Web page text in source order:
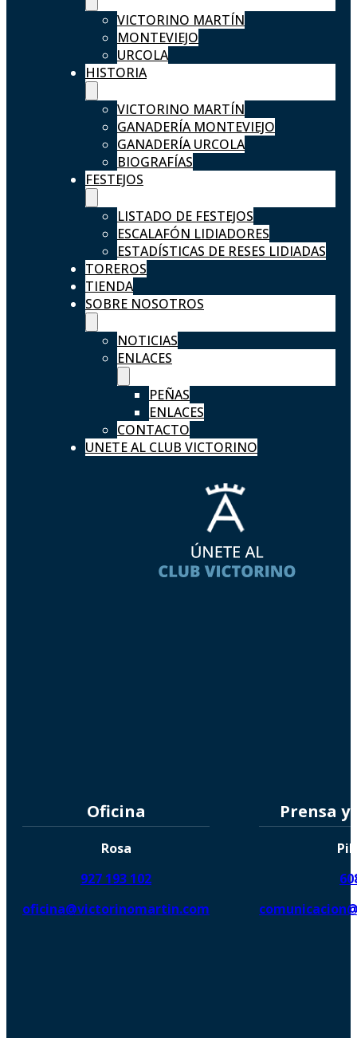
VICTORINO MARTÍN
MONTEVIEJO
URCOLA
HISTORIA
VICTORINO MARTÍN
GANADERÍA MONTEVIEJO
GANADERÍA URCOLA
BIOGRAFÍAS
FESTEJOS
LISTADO DE FESTEJOS
ESCALAFÓN LIDIADORES
ESTADÍSTICAS DE RESES LIDIADAS
TOREROS
TIENDA
SOBRE NOSOTROS
NOTICIAS
ENLACES
PEÑAS
ENLACES
CONTACTO
UNETE AL CLUB VICTORINO
Oficina
Rosa
927 193 102
oficina@victorinomartin.com
Prensa